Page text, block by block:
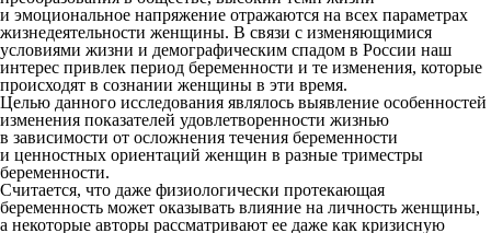
и эмоциональное напряжение отражаются на всех параметрах
жизнедеятельности женщины. В связи с изменяющимися
условиями жизни и демографическим спадом в России наш
интерес привлек период беременности и те изменения, которые
происходят в сознании женщины в эти время.
Целью данного исследования являлось выявление особенностей
изменения показателей удовлетворенности жизнью
в зависимости от осложнения течения беременности
и ценностных ориентаций женщин в разные триместры
беременности.
Считается, что даже физиологически протекающая
беременность может оказывать влияние на личность женщины,
а некоторые авторы рассматривают ее даже как кризисную